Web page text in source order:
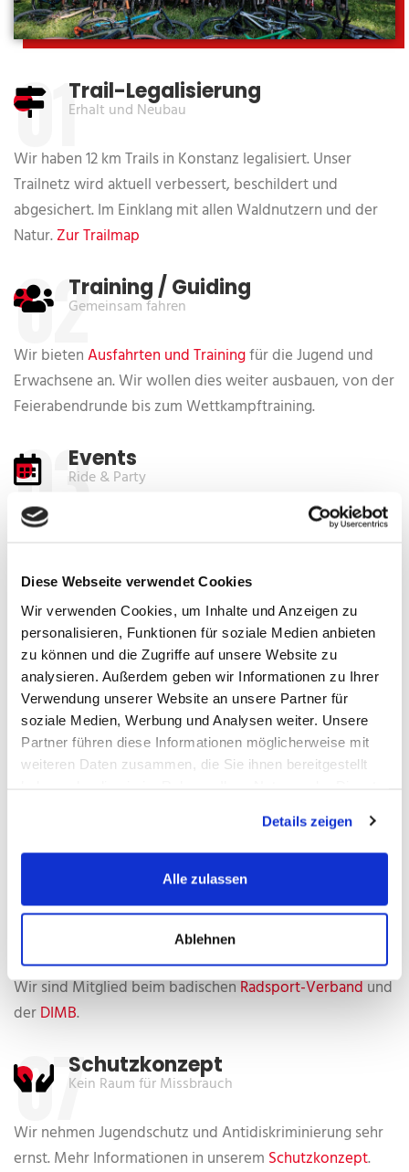
Diese Webseite verwendet Cookies
Wir verwenden Cookies, um Inhalte und Anzeigen zu
personalisieren, Funktionen für soziale Medien anbieten
zu können und die Zugriffe auf unsere Website zu
analysieren. Außerdem geben wir Informationen zu Ihrer
Verwendung unserer Website an unsere Partner für
soziale Medien, Werbung und Analysen weiter. Unsere
Partner führen diese Informationen möglicherweise mit
weiteren Daten zusammen, die Sie ihnen bereitgestellt
Details zeigen
Alle zulassen
Ablehnen
Trail-Legalisierung
Erhalt und Neubau
01
Wir haben 12 km Trails in Konstanz legalisiert. Unser
Trailnetz wird aktuell verbessert, beschildert und
abgesichert. Im Einklang mit allen Waldnutzern und der
Natur.Zur Trailmap
Training / Guiding
Gemeinsam fahren
02
Wir bietenAusfahrten und Trainingfür die Jugend und
Erwachsene an. Wir wollen dies weiter ausbauen, von der
Feierabendrunde bis zum Wettkampftraining.
Events
Ride & Party
03
Wir organisieren für euch Events zusammen mit der
und und und.
Jugend
Unsere Zukunft
04
Wir wollen die MountainbikeJugendfördern! Durch
Trainingskurse und Jugendtreffs.
Ausfahrten
05
Wochencamps. Schau in unseren
Fachverbände
Seit dem 01.01.2022
06
Wir sind Mitglied beim badischenRadsport-Verbandund
derDIMB.
Schutzkonzept
Kein Raum für Missbrauch
07
Wir nehmen Jugendschutz und Antidiskriminierung sehr
ernst. Mehr Informationen in unserem Schutzkonzept.